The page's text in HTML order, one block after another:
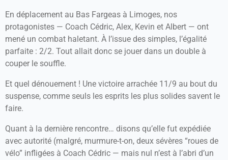
En déplacement au Bas Fargeas à Limoges, nos
protagonistes — Coach Cédric, Alex, Kevin et Albert — ont
mené un combat haletant. À l’issue des simples, l’égalité
parfaite : 2/2. Tout allait donc se jouer dans un double à
couper le souffle.
Et quel dénouement ! Une victoire arrachée 11/9 au bout du
suspense, comme seuls les esprits les plus solides savent le
faire.
Quant à la dernière rencontre… disons qu’elle fut expédiée
avec autorité (malgré, murmure-t-on, deux sévères “roues de
vélo” infligées à Coach Cédric — mais nul n’est à l’abri d’un